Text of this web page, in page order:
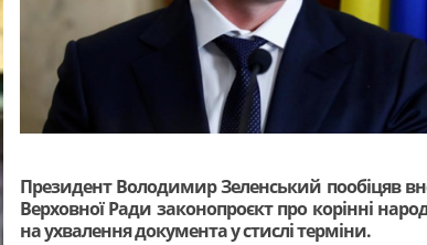
Президент Володимир Зеленський пообіцяв
Верховної Ради законопроєкт про корінні
на ухвалення документа у стислі терміни.